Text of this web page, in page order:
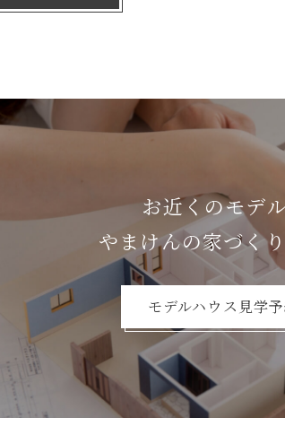
お近くのモデ
やまけんの家づく
モデルハウス見学